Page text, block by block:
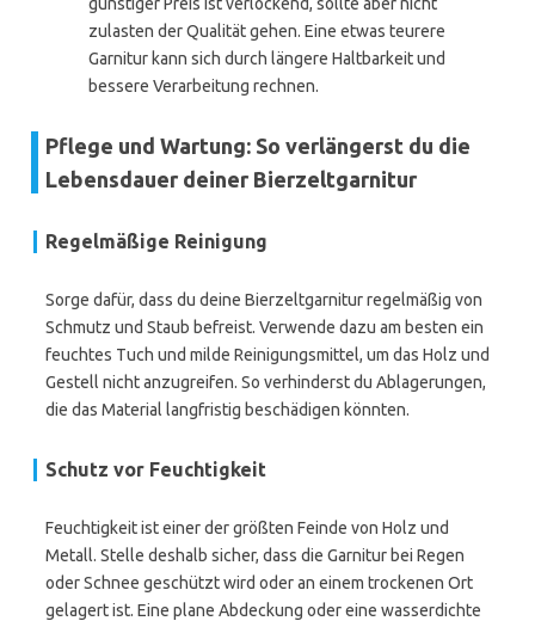
zulasten der Qualität gehen. Eine etwas teurere
Garnitur kann sich durch längere Haltbarkeit und
bessere Verarbeitung rechnen.
Pflege und Wartung: So verlängerst du die
Lebensdauer deiner Bierzeltgarnitur
Regelmäßige Reinigung
Sorge dafür, dass du deine Bierzeltgarnitur regelmäßig von
Schmutz und Staub befreist. Verwende dazu am besten ein
feuchtes Tuch und milde Reinigungsmittel, um das Holz und
Gestell nicht anzugreifen. So verhinderst du Ablagerungen,
die das Material langfristig beschädigen könnten.
Schutz vor Feuchtigkeit
Feuchtigkeit ist einer der größten Feinde von Holz und
Metall. Stelle deshalb sicher, dass die Garnitur bei Regen
oder Schnee geschützt wird oder an einem trockenen Ort
gelagert ist. Eine plane Abdeckung oder eine wasserdichte